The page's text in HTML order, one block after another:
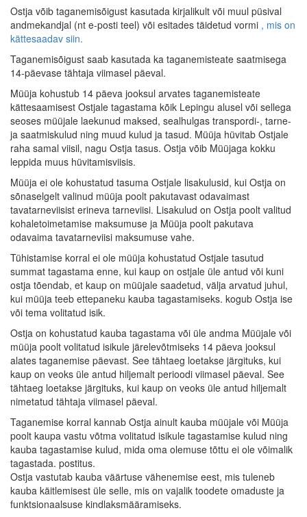
Ostja võib taganemisõigust kasutada kirjalikult või muul püsival
andmekandjal (nt e-posti teel) või esitades täidetud vormi , mis on
kättesaadav siin.
Taganemisõigust saab kasutada ka taganemisteate saatmisega
14-päevase tähtaja viimasel päeval.
Müüja kohustub 14 päeva jooksul arvates taganemisteate
kättesaamisest Ostjale tagastama kõik Lepingu alusel või sellega
seoses müüjale laekunud maksed, sealhulgas transpordi-, tarne-
ja saatmiskulud ning muud kulud ja tasud. Müüja hüvitab Ostjale
raha samal viisil, nagu Ostja tasus. Ostja võib Müüjaga kokku
leppida muus hüvitamisviisis.
Müüja ei ole kohustatud tasuma Ostjale lisakulusid, kui Ostja on
sõnaselgelt valinud müüja poolt pakutavast odavaimast
tavatarneviisist erineva tarneviisi. Lisakulud on Ostja poolt valitud
kohaletoimetamise maksumuse ja Müüja poolt pakutava
odavaima tavatarneviisi maksumuse vahe.
Tühistamise korral ei ole müüja kohustatud Ostjale tasutud
summat tagastama enne, kui kaup on ostjale üle antud või kuni
ostja tõendab, et kaup on müüjale saadetud, välja arvatud juhul,
kui müüja teeb ettepaneku kauba tagastamiseks. kogub Ostja ise
või tema volitatud isik.
Ostja on kohustatud kauba tagastama või üle andma Müüjale või
müüja poolt volitatud isikule järelevõtmiseks 14 päeva jooksul
alates taganemise päevast. See tähtaeg loetakse järgituks, kui
kaup on veoks üle antud hiljemalt perioodi viimasel päeval. See
tähtaeg loetakse järgituks, kui kaup on veoks üle antud hiljemalt
nimetatud tähtaja viimasel päeval.
Taganemise korral kannab Ostja ainult kauba müüjale või Müüja
poolt kaupa vastu võtma volitatud isikule tagastamise kulud ning
kauba tagastamise kulud, mida oma olemuse tõttu ei ole võimalik
tagastada. postitus.
Ostja vastutab kauba väärtuse vähenemise eest, mis tuleneb
kauba käitlemisest üle selle, mis on vajalik toodete omaduste ja
funktsionaalsuse kindlaksmääramiseks.